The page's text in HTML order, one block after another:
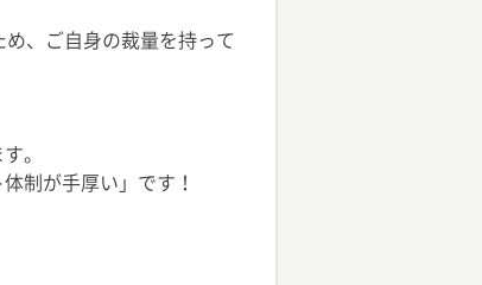
、ご自身の裁量を持って
。
制が手厚い」です！